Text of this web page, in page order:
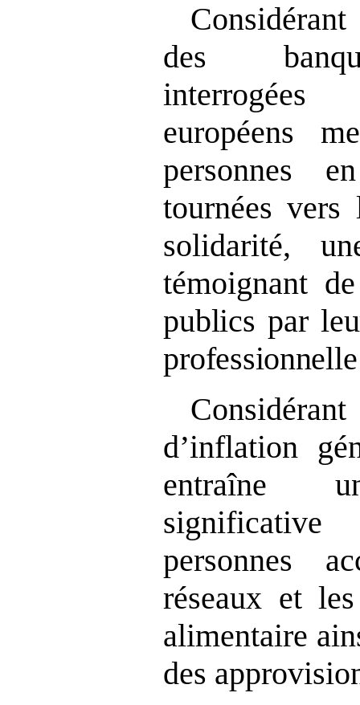
des
européens
personnes
tournées vers
solidarité,
témoignant
publics par
professionnelle
d’inflation
entraîne
personnes
réseaux et
alimentaire
des